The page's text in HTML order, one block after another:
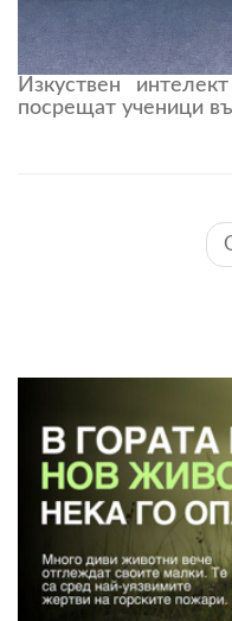
Изкуствен
посрещат ученици